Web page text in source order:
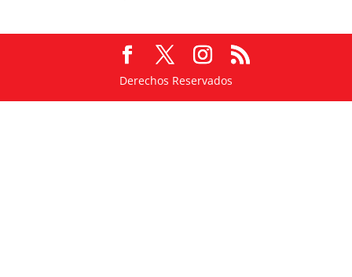
Derechos Reservados